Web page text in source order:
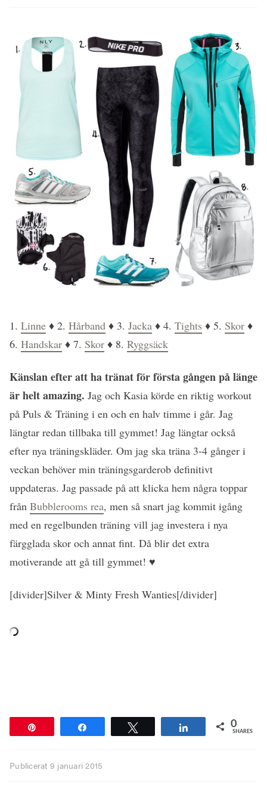
1. Linne ♦ 2. Hårband ♦ 3. Jacka ♦ 4. Tights ♦ 5. Skor ♦
6. Handskar ♦ 7. Skor ♦ 8. Ryggsäck
Känslan efter att ha tränat för första gången på länge
är helt amazing. Jag och Kasia körde en riktig workout
på Puls & Träning i en och en halv timme i går. Jag
längtar redan tillbaka till gymmet! Jag längtar också
efter nya träningskläder. Om jag ska träna 3-4 gånger i
veckan behöver min träningsgarderob definitivt
uppdateras. Jag passade på att klicka hem några toppar
från Bubblerooms rea, men så snart jag kommit igång
med en regelbunden träning vill jag investera i nya
färgglada skor och annat fint. Då blir det extra
motiverande att gå till gymmet! ♥
[divider]Silver & Minty Fresh Wanties[/divider]
Share 0
SHARES
Publicerat 9 januari 2015